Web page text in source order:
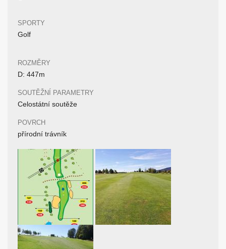
SPORTY
Golf
ROZMĚRY
D: 447m
SOUTĚŽNÍ PARAMETRY
Celostátní soutěže
POVRCH
přírodní trávník